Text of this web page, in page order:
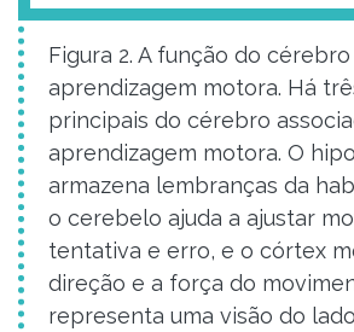
Figura 2. A função do cérebro
aprendizagem motora. Há
principais do cérebro
aprendizagem motora. O
armazena lembranças da
o cerebelo ajuda a ajustar
tentativa e erro, e o córtex
direção e a força do
representa uma visão do